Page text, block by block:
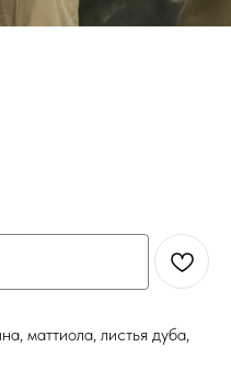
маттиола, листья дуба,